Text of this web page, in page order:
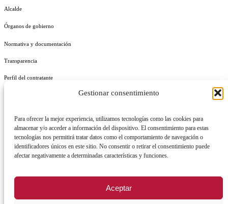
Gestionar consentimiento
Para ofrecer la mejor experiencia, utilizamos tecnologías como las cookies para
almacenar y/o acceder a información del dispositivo. El consentimiento para estas
tecnologías nos permitirá tratar datos como el comportamiento de navegación o
identificadores únicos en este sitio. No consentir o retirar el consentimiento puede
afectar negativamente a determinadas características y funciones.
Aceptar
Alcalde
Órganos de gobierno
Normativa y documentación
Transparencia
Perfil del contratante
REGISTRO DE ACTIVIDADES DE TRATAMIENTO